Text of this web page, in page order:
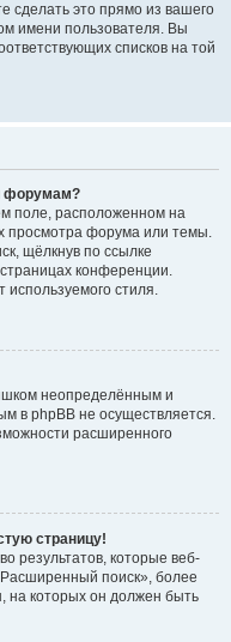
сделать это прямо из вашего
имени пользователя. Вы
списков на той
форумам?
поле, расположенном на
просмотра форума или темы.
щёлкнув по ссылке
конференции.
используемого стиля.
неопределённым и
в phpBB не осуществляется.
расширенного
страницу!
результатов, которые веб-
поиск», более
на которых он должен быть